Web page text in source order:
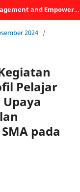
Dedikasi: Journal of Community Engagement and Empowerment
2024 /
Pelajar
Upaya
pada